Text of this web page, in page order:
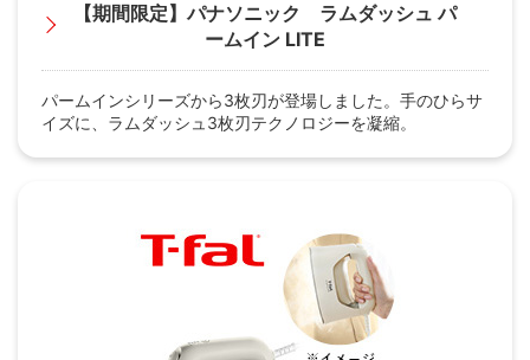
【期間限定】パナソニック ラムダッシュ パ
ームイン LITE
パームインシリーズから3枚刃が登場しました。手のひらサ
イズに、ラムダッシュ3枚刃テクノロジーを凝縮。